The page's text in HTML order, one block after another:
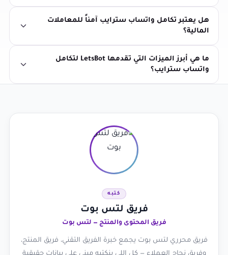
هل يعتبر تكامل واتساب سترايب آمناً للمعاملات
المالية؟
ما هي أبرز الميزات التي تقدمها LetsBot لتكامل
واتساب سترايب؟
كتبه
فريق لتس بوت
فريق المحتوى والمنتج — لتس بوت
فريق محرري لتس بوت يجمع خبرة الفريق التقني، فريق المنتج،